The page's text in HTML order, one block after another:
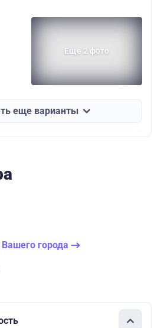
Еще 2 фото
еще варианты
города